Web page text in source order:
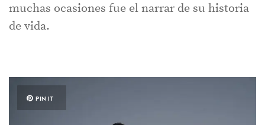
muchas ocasiones fue el narrar de su historia
de vida.
PIN IT